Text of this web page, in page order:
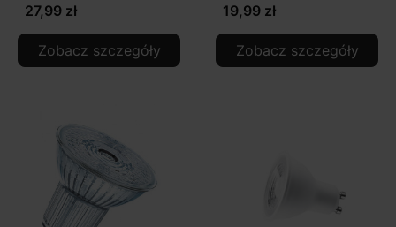
27,99 zł
Zobacz szczegóły
19,99 zł
Zobacz szczegóły